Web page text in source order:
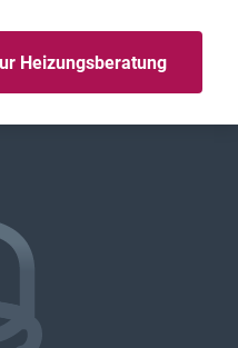
Heizungsberatung